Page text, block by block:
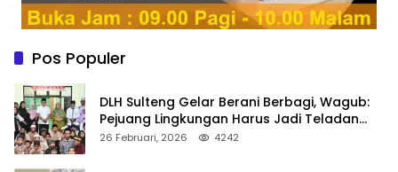
Pos Populer
DLH Sulteng Gelar Berani Berbagi, Wagub:
Pejuang Lingkungan Harus Jadi Teladan
Kepedulian
26 Februari, 2026 4242